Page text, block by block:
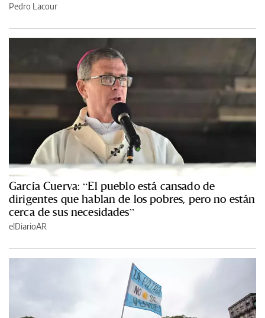
Pedro Lacour
García Cuerva: “El pueblo está cansado de
dirigentes que hablan de los pobres, pero no están
cerca de sus necesidades”
elDiarioAR